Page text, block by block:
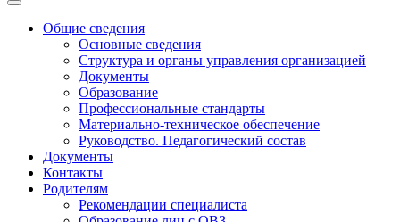
Toggle
navigationОбщие сведения
Основные сведения
Структура и органы управления организацией
Документы
Образование
Профессиональные стандарты
Материально-техническое обеспечение
Руководство. Педагогический состав
Документы
Контакты
Родителям
Рекомендации специалиста